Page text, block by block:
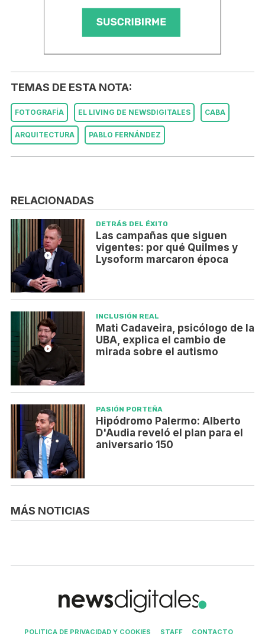
TEMAS DE ESTA NOTA:
FOTOGRAFÍA EL LIVING DE NEWSDIGITALES CABA
ARQUITECTURA PABLO FERNÁNDEZ
RELACIONADAS
DETRÁS DEL ÉXITO
Las campañas que siguen
vigentes: por qué Quilmes y
Lysoform marcaron época
INCLUSIÓN REAL
Mati Cadaveira, psicólogo de la
UBA, explica el cambio de
mirada sobre el autismo
PASIÓN PORTEÑA
Hipódromo Palermo: Alberto
D'Audia reveló el plan para el
aniversario 150
MÁS NOTICIAS
POLITICA DE PRIVACIDAD Y COOKIES STAFF CONTACTO